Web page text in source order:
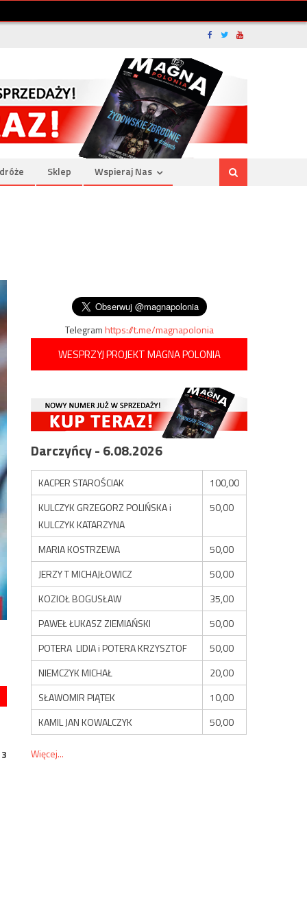
Sklep Wspieraj Nas
Telegramhttps://t.me/magnapolonia
WESPRZYJ PROJEKT MAGNA POLONIA
Darczyńcy - 6.08.2026
KACPER STAROŚCIAK
100,00
KULCZYK GRZEGORZ POLIŃSKA i
KULCZYK KATARZYNA
50,00
MARIA KOSTRZEWA
50,00
JERZY T MICHAJŁOWICZ
50,00
KOZIOŁ BOGUSŁAW
35,00
PAWEŁ ŁUKASZ ZIEMIAŃSKI
50,00
POTERA LIDIA i POTERA KRZYSZTOF
50,00
NIEMCZYK MICHAŁ
20,00
SŁAWOMIR PIĄTEK
10,00
KAMIL JAN KOWALCZYK
50,00
Więcej...